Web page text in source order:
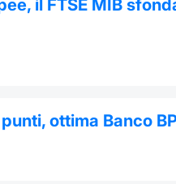
il FTSE MIB
ottima Banco